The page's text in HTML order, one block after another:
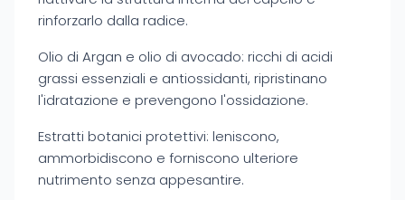
rinforzarlo dalla radice.
Olio di Argan e olio di avocado: ricchi di acidi
grassi essenziali e antiossidanti, ripristinano
l'idratazione e prevengono l'ossidazione.
Estratti botanici protettivi: leniscono,
ammorbidiscono e forniscono ulteriore
nutrimento senza appesantire.